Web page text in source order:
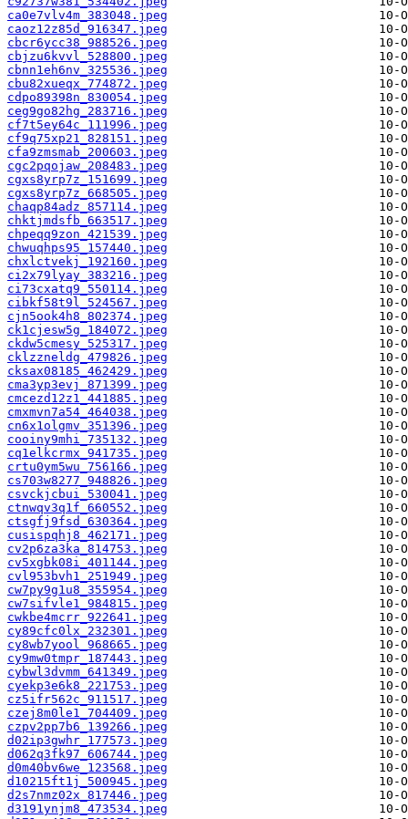
ca0e7vlv4m_383048.jpeg
caoz12z85d_916347.jpeg
cbcr6ycc38_988526.jpeg
cbjzu6kvvl_528800.jpeg
cbnn1eh6nv_325536.jpeg
cbu82xueqx_774872.jpeg
cdpo89398n_830054.jpeg
ceg9go82hg_283716.jpeg
cf7t5ey64c_111996.jpeg
cf9q75xp21_828151.jpeg
cfa9zmsmab_200603.jpeg
cgc2pqojaw_208483.jpeg
cgxs8yrp7z_151699.jpeg
cgxs8yrp7z_668505.jpeg
chaqp84adz_857114.jpeg
chktjmdsfb_663517.jpeg
chpeqq9zon_421539.jpeg
chwuqhps95_157440.jpeg
chxlctvekj_192160.jpeg
ci2x79lyay_383216.jpeg
ci73cxatq9_550114.jpeg
cibkf58t9l_524567.jpeg
cjn5ook4h8_802374.jpeg
ck1cjesw5g_184072.jpeg
ckdw5cmesy_525317.jpeg
cklzzneldg_479826.jpeg
cksax08185_462429.jpeg
cma3yp3evj_871399.jpeg
cmcezd12z1_441885.jpeg
cmxmvn7a54_464038.jpeg
cn6x1olgmv_351396.jpeg
cooiny9mhi_735132.jpeg
cq1elkcrmx_941735.jpeg
crtu0ym5wu_756166.jpeg
cs703w8277_948826.jpeg
csvckjcbui_530041.jpeg
ctnwqv3q1f_660552.jpeg
ctsgfj9fsd_630364.jpeg
cusispqhj8_462171.jpeg
cv2p6za3ka_814753.jpeg
cv5xgbk08i_401144.jpeg
cvl953bvh1_251949.jpeg
cw7py9g1u8_355954.jpeg
cw7sifvle1_984815.jpeg
cwkbe4mcrr_922641.jpeg
cy89cfc0lx_232301.jpeg
cy8wb7yool_968665.jpeg
cy9mw0tmpr_187443.jpeg
cybwl3dvmm_641349.jpeg
cyekp3e6k8_221753.jpeg
cz5ifr562c_911517.jpeg
czej8m0le1_704409.jpeg
czpv2pp7b6_139266.jpeg
d02ip3gwhr_177573.jpeg
d062q3fk97_606744.jpeg
d0m40bv6we_123568.jpeg
d10215ft1j_500945.jpeg
d2s7nmz02x_817446.jpeg
d3191ynjm8_473534.jpeg